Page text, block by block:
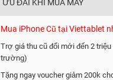
ƯU ĐÃI KHI MUA MÁY
Mua iPhone Cũ tại Viettablet
Trợ giá thu cũ đổi mới đến 2
trường)
Tặng ngay voucher giảm 200k